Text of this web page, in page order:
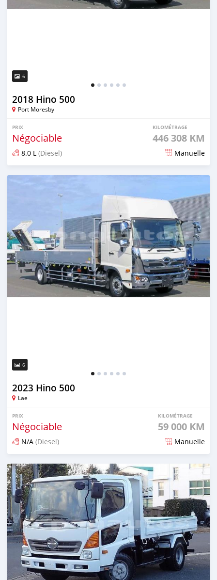
6
2018 Hino 500
Port Moresby
PRIX
Négociable
KILOMÉTRAGE
446 308 KM
8.0 L (Diesel) Manuelle
Publié il y a 2 mois
6
2023 Hino 500
Lae
PRIX
Négociable
KILOMÉTRAGE
59 000 KM
N/A (Diesel) Manuelle
Publié il y a 3 mois